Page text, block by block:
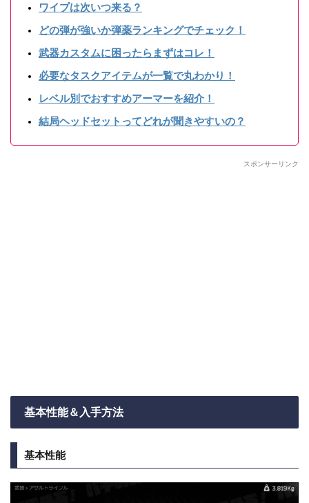
ワイプは次いつ来る？
どの弾が強いか弾薬ランキングでチェック！
武器カスタムに困ったらまずはコレ！
必要なタスクアイテムが一覧で丸わかり！
レベル別でおすすめアーマーを紹介！
結局ヘッドセットってどれが聞きやすいの？
スポンサーリンク
基本性能＆入手方法
基本性能